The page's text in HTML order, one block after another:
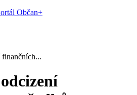
Občan+
finančních...